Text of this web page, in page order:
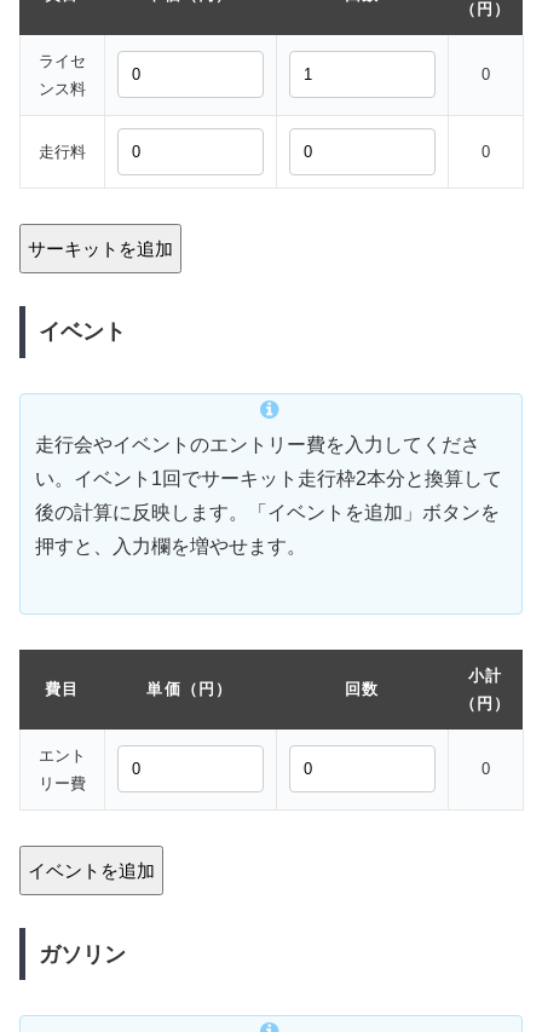
（円）
ライセ
ンス料
0
走行料 0
サーキットを追加
イベント
走行会やイベントのエントリー費を入力してくださ
い。イベント1回でサーキット走行枠2本分と換算して
後の計算に反映します。「イベントを追加」ボタンを
押すと、入力欄を増やせます。
費目 単価（円） 回数
小計
（円）
エント
リー費
0
イベントを追加
ガソリン